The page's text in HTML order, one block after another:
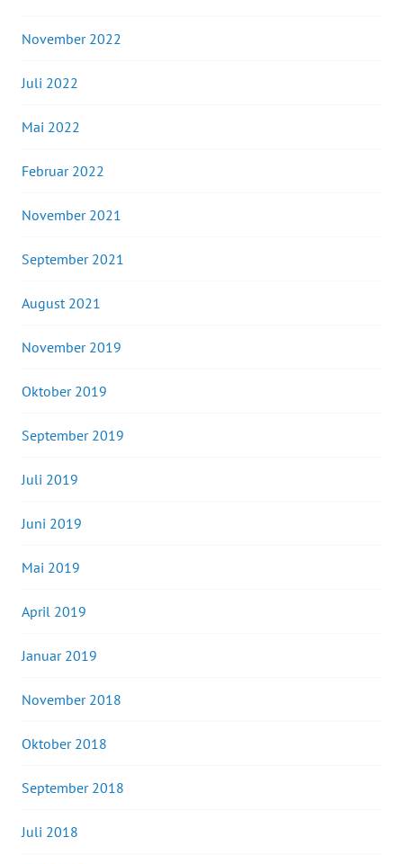
November 2022
Juli 2022
Mai 2022
Februar 2022
November 2021
September 2021
August 2021
November 2019
Oktober 2019
September 2019
Juli 2019
Juni 2019
Mai 2019
April 2019
Januar 2019
November 2018
Oktober 2018
September 2018
Juli 2018